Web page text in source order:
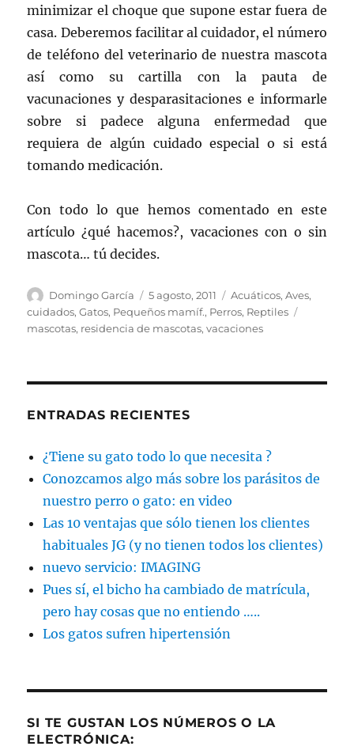
minimizar el choque que supone estar fuera de
casa. Deberemos facilitar al cuidador, el número
de teléfono del veterinario de nuestra mascota
así como su cartilla con la pauta de
vacunaciones y desparasitaciones e informarle
sobre si padece alguna enfermedad que
requiera de algún cuidado especial o si está
tomando medicación.
Con todo lo que hemos comentado en este
artículo ¿qué hacemos?, vacaciones con o sin
mascota… tú decides.
Autor
Domingo García
Publicado
el
5 agosto, 2011 Categorías
Acuáticos,Aves,
cuidados,Gatos, Pequeños mamíf., Perros, Reptiles
mascotas, residencia de mascotas,vacaciones
ENTRADAS RECIENTES
¿Tiene su gato todo lo que necesita ?
Conozcamos algo más sobre los parásitos de
nuestro perro o gato: en video
Las 10 ventajas que sólo tienen los clientes
habituales JG (y no tienen todos los clientes)
nuevo servicio: IMAGING
Pues sí, el bicho ha cambiado de matrícula,
pero hay cosas que no entiendo …..
Los gatos sufren hipertensión
SI TE GUSTAN LOS NÚMEROS O LA
ELECTRÓNICA: